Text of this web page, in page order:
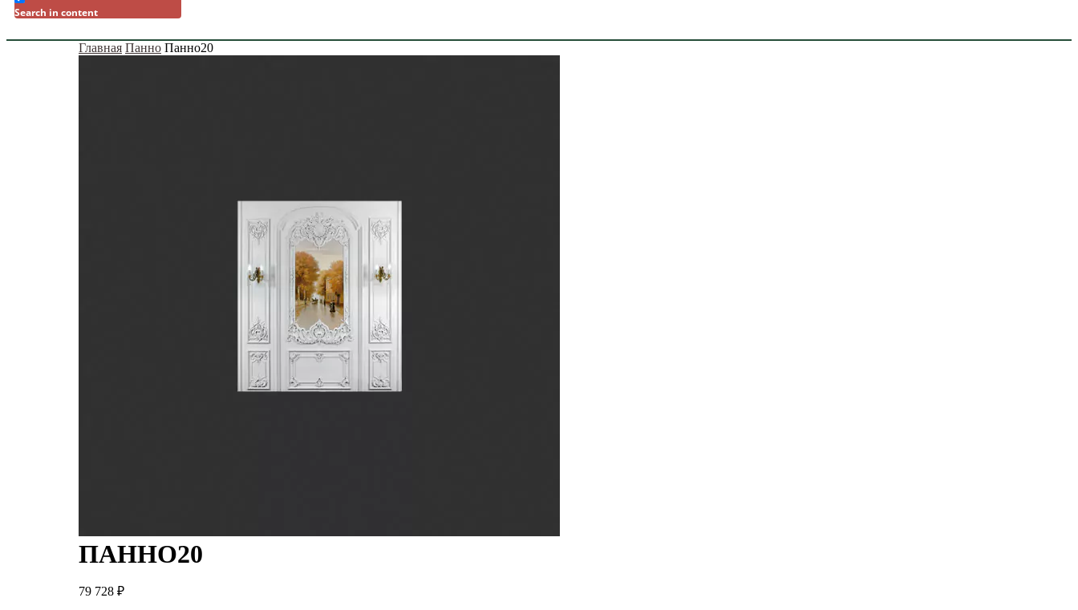
Search in content
Главная Панно Панно20
ПАННО20
79 728 ₽